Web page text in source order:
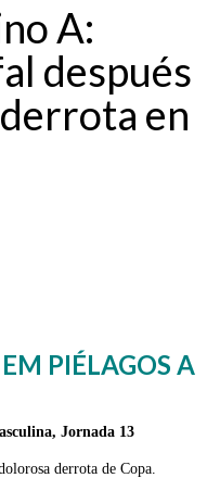
A:
después
en
PIÉLAGOS A
Jornada 13
derrota de Copa.